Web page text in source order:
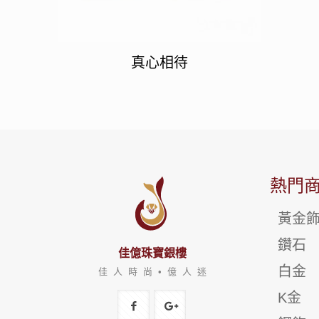
真心相待
佳億珠寶銀樓
佳 人 時 尚 • 億 人 迷
熱門
黃金
鑽石
白金
K金